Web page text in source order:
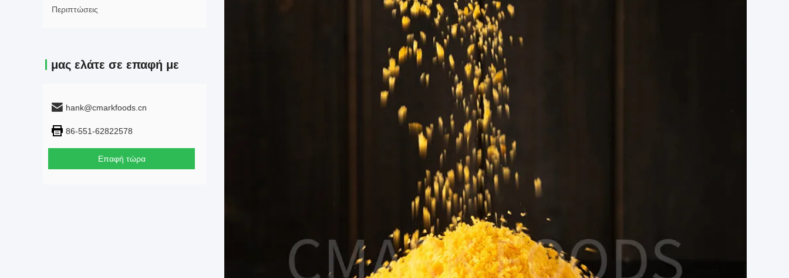
Περιπτώσεις
μας ελάτε σε επαφή με
hank@cmarkfoods.cn
86-551-62822578
Επαφή τώρα